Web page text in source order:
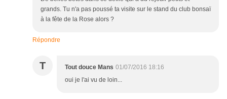
grands. Tu n'a pas poussé ta visite sur le stand du club bonsaï
à la fête de la Rose alors ?
Répondre
T Tout douce Mans 01/07/2016 18:16
oui je l'ai vu de loin...